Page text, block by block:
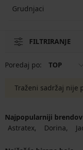
Grudnjaci
FILTRIRANJE
Poredaj po: TOP
Traženi sadržaj nije
Najpopularniji
Astratex
Dorina